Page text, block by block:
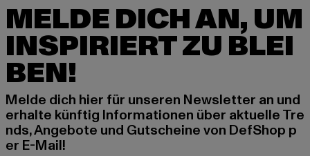
MELDE DICH AN, UM
INSPIRIERT ZU BLEI
BEN!
Melde dich hier für unseren Newsletter an und
erhalte künftig Informationen über aktuelle Tre
nds, Angebote und Gutscheine von DefShop p
er E-Mail!